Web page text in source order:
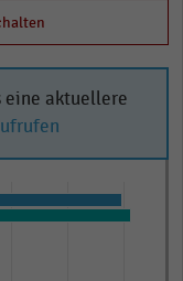
eine aktuellere